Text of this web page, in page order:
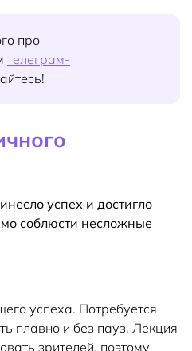
про
телеграм-
успех и достигло
соблюсти несложные
успеха. Потребуется
плавно и без пауз. Лекция
зрителей, поэтому